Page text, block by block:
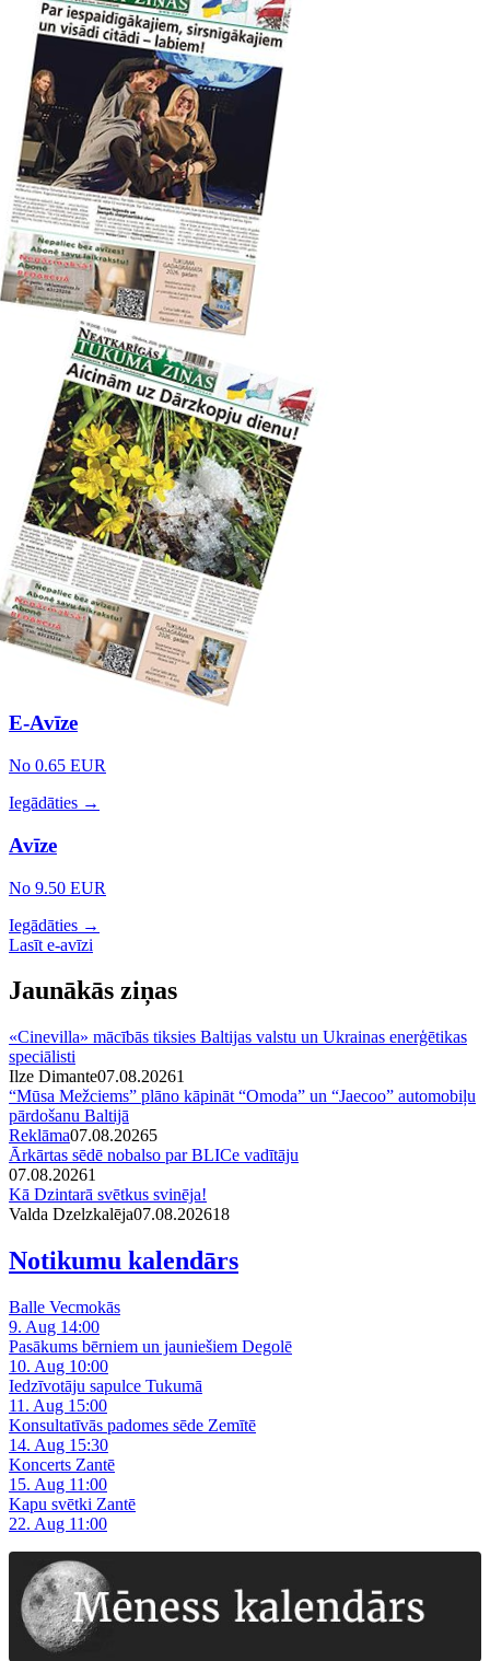
E-Avīze
No 0.65 EUR
Iegādāties →
Avīze
No 9.50 EUR
Iegādāties →
Lasīt e-avīzi
Jaunākās ziņas
«Cinevilla» mācībās tiksies Baltijas valstu un Ukrainas enerģētikas
speciālisti
Ilze Dimante07.08.20261
“Mūsa Mežciems” plāno kāpināt “Omoda” un “Jaecoo” automobiļu
pārdošanu Baltijā
Reklāma07.08.20265
Ārkārtas sēdē nobalso par BLICe vadītāju
07.08.20261
Kā Dzintarā svētkus svinēja!
Valda Dzelzkalēja07.08.202618
Notikumu kalendārs
Balle Vecmokās
9. Aug 14:00
Pasākums bērniem un jauniešiem Degolē
10. Aug 10:00
Iedzīvotāju sapulce Tukumā
11. Aug 15:00
Konsultatīvās padomes sēde Zemītē
14. Aug 15:30
Koncerts Zantē
15. Aug 11:00
Kapu svētki Zantē
22. Aug 11:00